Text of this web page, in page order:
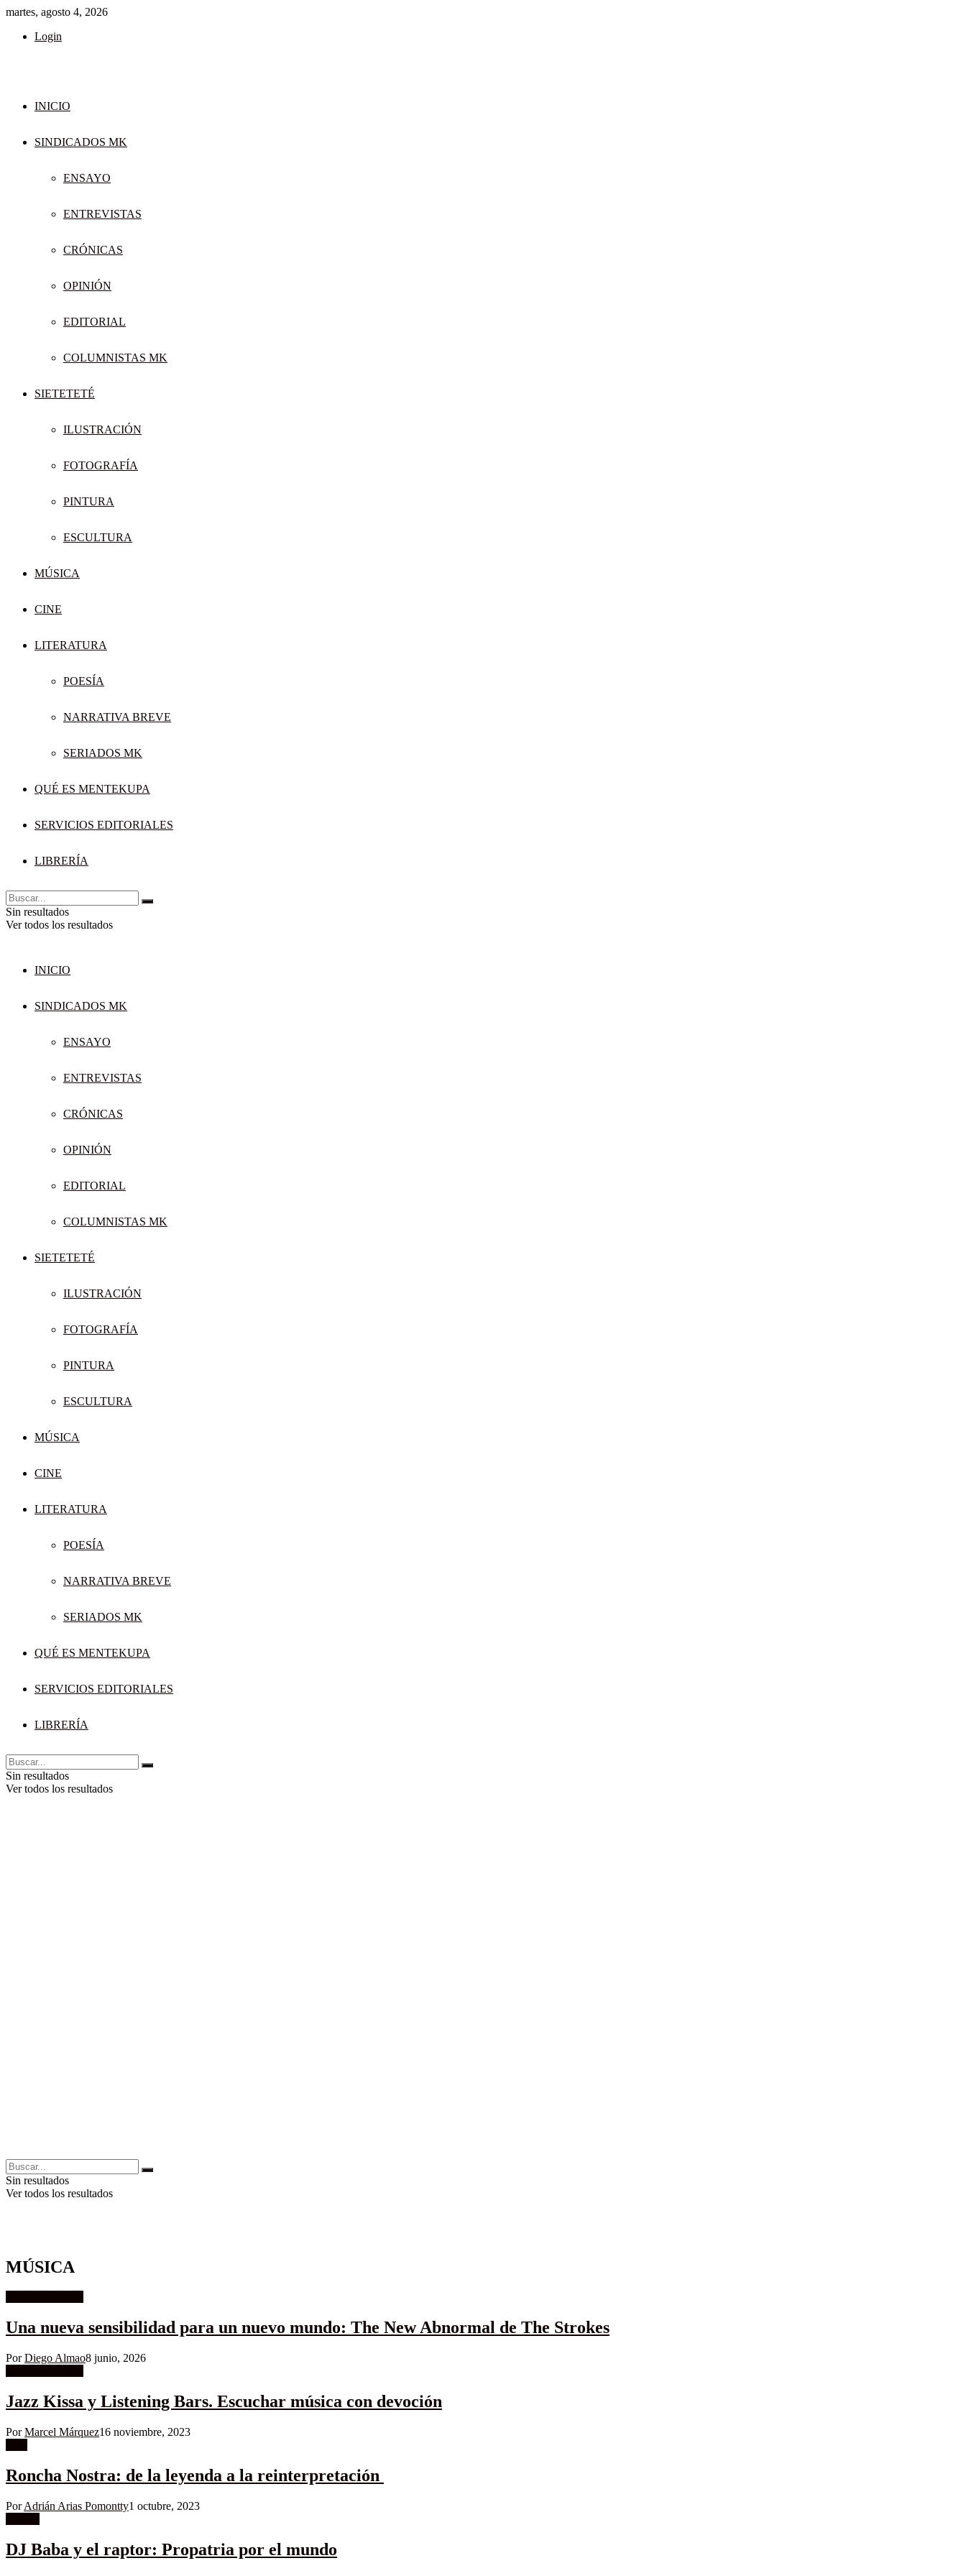
martes, agosto 4, 2026
Login
INICIO
SINDICADOS MK
ENSAYO
ENTREVISTAS
CRÓNICAS
OPINIÓN
EDITORIAL
COLUMNISTAS MK
SIETETETÉ
ILUSTRACIÓN
FOTOGRAFÍA
PINTURA
ESCULTURA
MÚSICA
CINE
LITERATURA
POESÍA
NARRATIVA BREVE
SERIADOS MK
QUÉ ES MENTEKUPA
SERVICIOS EDITORIALES
LIBRERÍA
Sin resultados
Ver todos los resultados
INICIO
SINDICADOS MK
ENSAYO
ENTREVISTAS
CRÓNICAS
OPINIÓN
EDITORIAL
COLUMNISTAS MK
SIETETETÉ
ILUSTRACIÓN
FOTOGRAFÍA
PINTURA
ESCULTURA
MÚSICA
CINE
LITERATURA
POESÍA
NARRATIVA BREVE
SERIADOS MK
QUÉ ES MENTEKUPA
SERVICIOS EDITORIALES
LIBRERÍA
Sin resultados
Ver todos los resultados
Sin resultados
Ver todos los resultados
MÚSICA
Una nueva sensibilidad para un nuevo mundo: The New Abnormal de The Strokes
PorDiego Almao8 junio, 2026
Jazz Kissa y Listening Bars. Escuchar música con devoción
PorMarcel Márquez16 noviembre, 2023
Roncha Nostra: de la leyenda a la reinterpretación
PorAdrián Arias Pomontty1 octubre, 2023
DJ Baba y el raptor: Propatria por el mundo